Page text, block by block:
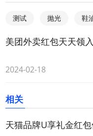
测试 抛光 鞋
美团外卖红包天天领
2024-02-18
相关
天猫品牌U享礼金红